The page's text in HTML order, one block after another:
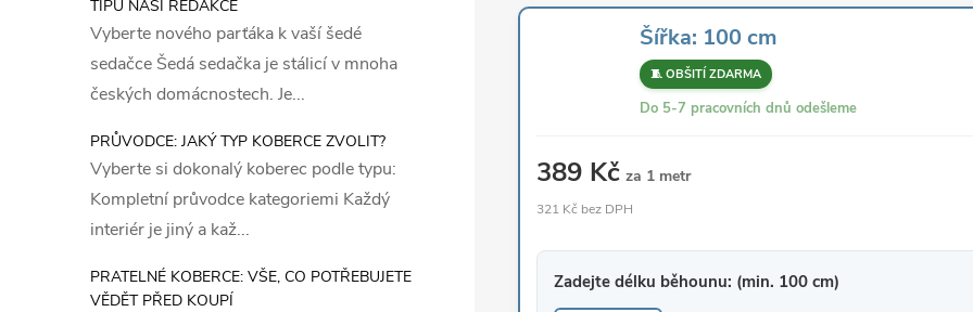
TIPŮ NAŠÍ REDAKCE
Vyberte nového parťáka k vaší šedé
sedačce Šedá sedačka je stálicí v mnoha
českých domácnostech. Je...
PRŮVODCE: JAKÝ TYP KOBERCE ZVOLIT?
Vyberte si dokonalý koberec podle typu:
Kompletní průvodce kategoriemi Každý
interiér je jiný a kaž...
PRATELNÉ KOBERCE: VŠE, CO POTŘEBUJETE
VĚDĚT PŘED KOUPÍ
Šířka: 100 cm
🧵 OBŠITÍ ZDARMA
Do 5-7 pracovních dnů odešleme
389 Kč za 1 metr
321 Kč bez DPH
Zadejte délku běhounu: (min. 100 cm)